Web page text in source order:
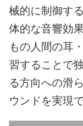
械的に制御す
体的な音響効
もの人間の耳
習することで
る方向への滑
ウンドを実現